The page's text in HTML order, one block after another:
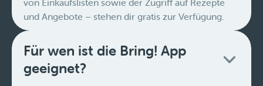
von Einkaufslisten sowie der Zugriff auf Rezepte
und Angebote – stehen dir gratis zur Verfügung.
Für wen ist die Bring! App
geeignet?